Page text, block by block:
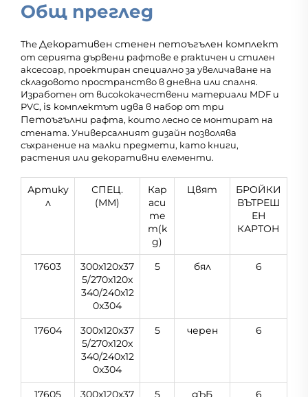
Общ преглед
TheДекоративен стенен петоъгълен комплект
от серията дървени рафтове е praktичен и стилен
аксесоар, проектиран специално за увеличаване на
складовото пространство в дневна или спалня.
Изработен от висококачествени материали MDF и
PVC, is комплектът идва в набор от три
Петоъгълни рафта, които лесно се монтират на
стената. Универсалният дизайн позволява
съхранение на малки предмети, като книги,
растения или декоративни елементи.
Артику
л
СПЕЦ.
(MM)
Кap
acи
тe
т(k
g)
Цвят
БРОЙКИ
ВЪТРЕШ
ЕН
КАРТОН
17603
300x120x37
5/270x120x
340/240x12
0x304
5 бял 6
17604
300x120x37
5/270x120x
340/240x12
0x304
5 черен 6
17605
300x120x37
5 дЪБ 6